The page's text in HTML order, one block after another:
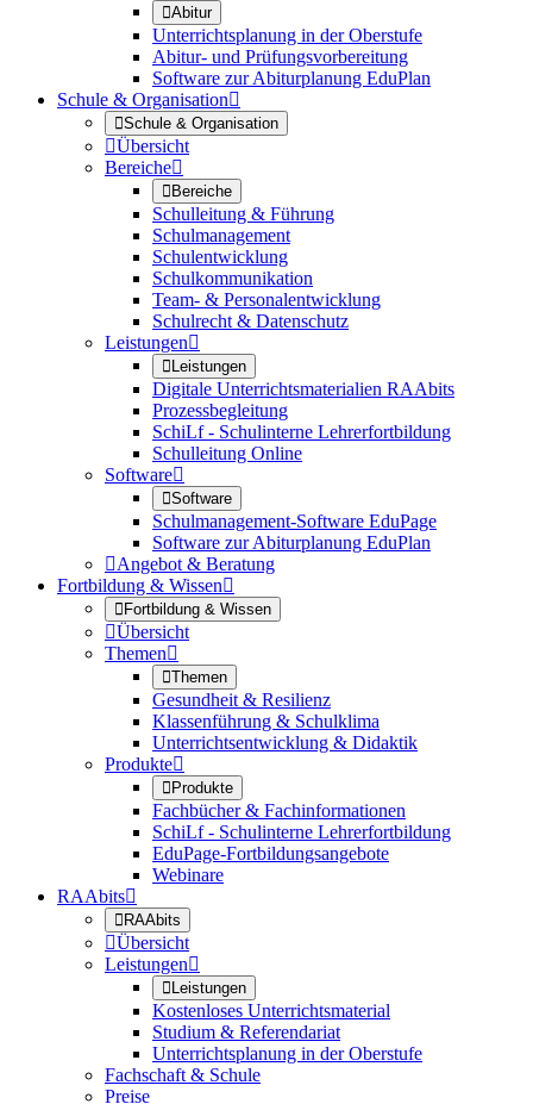
Abitur
Unterrichtsplanung in der Oberstufe
Abitur- und Prüfungsvorbereitung
Software zur Abiturplanung EduPlan
Schule & Organisation
Schule & Organisation
Übersicht
Bereiche
Bereiche
Schulleitung & Führung
Schulmanagement
Schulentwicklung
Schulkommunikation
Team- & Personalentwicklung
Schulrecht & Datenschutz
Leistungen
Leistungen
Digitale Unterrichtsmaterialien RAAbits
Prozessbegleitung
SchiLf - Schulinterne Lehrerfortbildung
Schulleitung Online
Software
Software
Schulmanagement-Software EduPage
Software zur Abiturplanung EduPlan
Angebot & Beratung
Fortbildung & Wissen
Fortbildung & Wissen
Übersicht
Themen
Themen
Gesundheit & Resilienz
Klassenführung & Schulklima
Unterrichtsentwicklung & Didaktik
Produkte
Produkte
Fachbücher & Fachinformationen
SchiLf - Schulinterne Lehrerfortbildung
EduPage-Fortbildungsangebote
Webinare
RAAbits
RAAbits
Übersicht
Leistungen
Leistungen
Kostenloses Unterrichtsmaterial
Studium & Referendariat
Unterrichtsplanung in der Oberstufe
Fachschaft & Schule
Preise